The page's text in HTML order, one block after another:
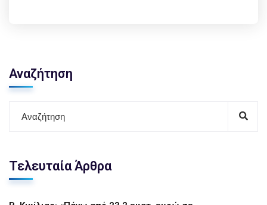
Αναζήτηση
Τελευταία Άρθρα